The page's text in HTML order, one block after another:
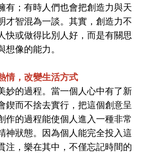
有；有時人們也會把創造力與天
才智混為一談。其實，創造力不
快或做得比別人好，而是有關思
像的能力。
情，改變生活方式
妙的過程。當一個人心中有了新
鍥而不捨去實行，把這個創意呈
作的過程能使個人進入一種非常
神狀態。因為個人能完全投入這
注，樂在其中，不僅忘記時間的